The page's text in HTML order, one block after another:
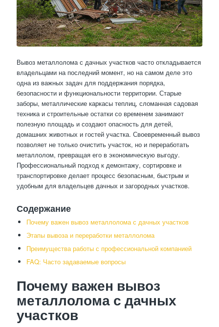
Вывоз металлолома с дачных участков часто откладывается
владельцами на последний момент, но на самом деле это
одна из важных задач для поддержания порядка,
безопасности и функциональности территории. Старые
заборы, металлические каркасы теплиц, сломанная садовая
техника и строительные остатки со временем занимают
полезную площадь и создают опасность для детей,
домашних животных и гостей участка. Своевременный вывоз
позволяет не только очистить участок, но и переработать
металлолом, превращая его в экономическую выгоду.
Профессиональный подход к демонтажу, сортировке и
транспортировке делает процесс безопасным, быстрым и
удобным для владельцев дачных и загородных участков.
Содержание
Почему важен вывоз металлолома с дачных участков
Этапы вывоза и переработки металлолома
Преимущества работы с профессиональной компанией
FAQ: Часто задаваемые вопросы
Почему важен вывоз
металлолома с дачных
участков